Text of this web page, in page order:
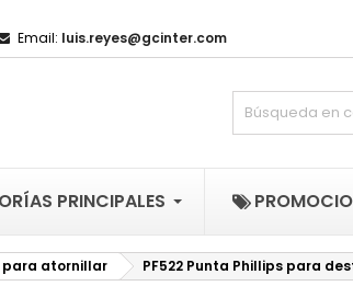
Email: luis.reyes@gcinter.com
PRINCIPALES
para atornillar PF522 Punta Phillips para
Mi lista de
((title))
((label))
Iniciar sesión
Debe iniciar sesión